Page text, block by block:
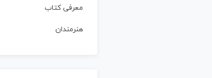
معرفی کتاب
هنرمندان